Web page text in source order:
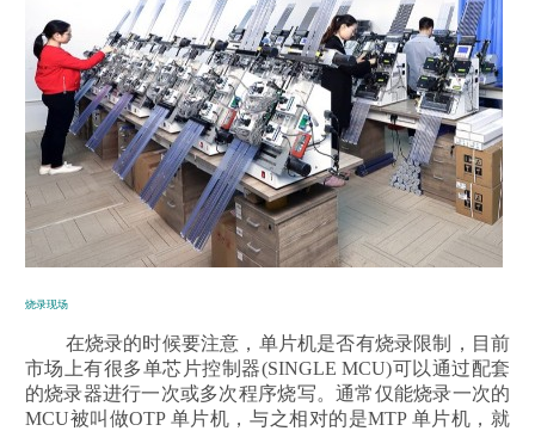
烧录现场
在烧录的时候要注意，单片机是否有烧录限制，目前
市场上有很多单芯片控制器(SINGLE MCU)可以通过配套
的烧录器进行一次或多次程序烧写。通常仅能烧录一次的
MCU被叫做OTP 单片机，与之相对的是MTP 单片机，就